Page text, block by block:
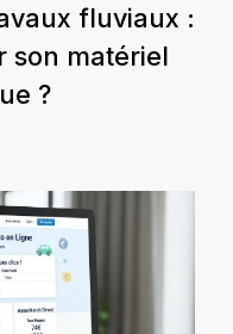
fluviaux :
son matériel
?